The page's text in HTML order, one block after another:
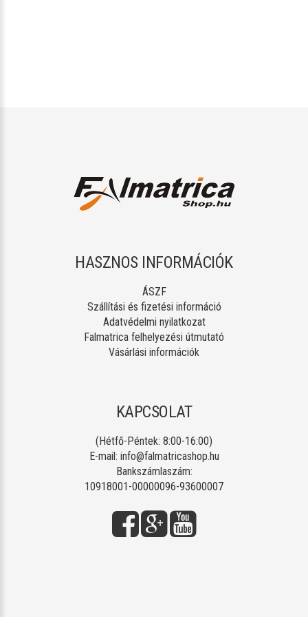
HASZNOS INFORMÁCIÓK
ÁSZF
Szállítási és fizetési információ
Adatvédelmi nyilatkozat
Falmatrica felhelyezési útmutató
Vásárlási információk
KAPCSOLAT
(Hétfő-Péntek: 8:00-16:00)
E-mail: info@falmatricashop.hu
Bankszámlaszám:
10918001-00000096-93600007